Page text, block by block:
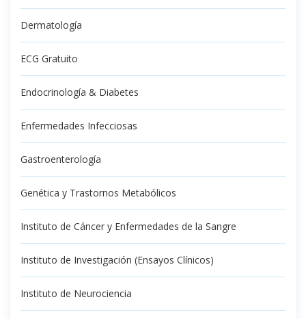
Dermatología
ECG Gratuito
Endocrinología & Diabetes
Enfermedades Infecciosas
Gastroenterología
Genética y Trastornos Metabólicos
Instituto de Cáncer y Enfermedades de la Sangre
Instituto de Investigación (Ensayos Clínicos)
Instituto de Neurociencia